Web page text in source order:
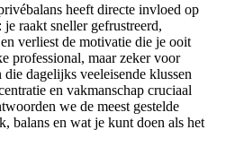
heeft directe invloed op
raakt sneller gefrustreerd,
verliest de motivatie die je ooit
professional, maar zeker voor
die dagelijks veeleisende klussen
en vakmanschap cruciaal
we de meest gestelde
balans en wat je kunt doen als het